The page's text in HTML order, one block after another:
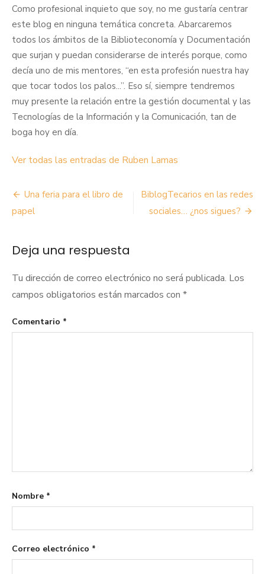
Como profesional inquieto que soy, no me gustaría centrar
este blog en ninguna temática concreta. Abarcaremos
todos los ámbitos de la Biblioteconomía y Documentación
que surjan y puedan considerarse de interés porque, como
decía uno de mis mentores, “en esta profesión nuestra hay
que tocar todos los palos...”. Eso sí, siempre tendremos
muy presente la relación entre la gestión documental y las
Tecnologías de la Información y la Comunicación, tan de
boga hoy en día.
Ver todas las entradas de Ruben Lamas
Navegación
de
Una feria para el libro de
papel
BiblogTecarios en las redes
sociales… ¿nos sigues?
Deja una respuesta
Tu dirección de correo electrónico no será publicada. Los
campos obligatorios están marcados con *
Comentario *
Nombre *
Correo electrónico *